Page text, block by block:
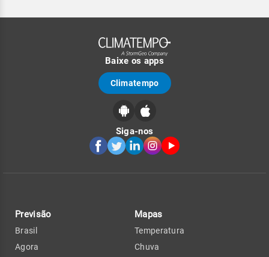
Baixe os apps
Climatempo
Siga-nos
Previsão
Brasil
Agora
Mapas
Temperatura
Chuva